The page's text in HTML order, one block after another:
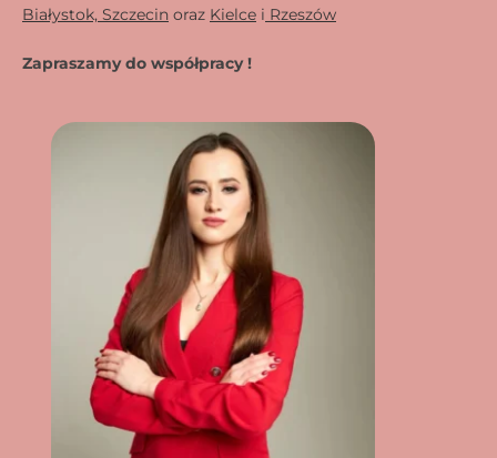
Białystok, Szczecin oraz Kielce i Rzeszów
Zapraszamy do współpracy !